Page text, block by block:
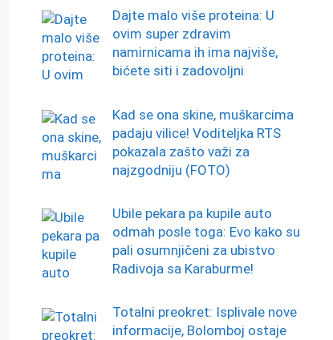
Dajte malo više proteina: U
ovim super zdravim
namirnicama ih ima najviše,
bićete siti i zadovoljni
Kad se ona skine, muškarcima
padaju vilice! Voditeljka RTS
pokazala zašto važi za
najzgodniju (FOTO)
Ubile pekara pa kupile auto
odmah posle toga: Evo kako su
pali osumnjičeni za ubistvo
Radivoja sa Karaburme!
Totalni preokret: Isplivale nove
informacije, Bolomboj ostaje